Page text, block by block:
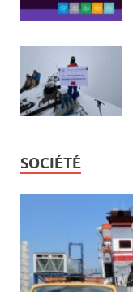
SOCIÉTÉ